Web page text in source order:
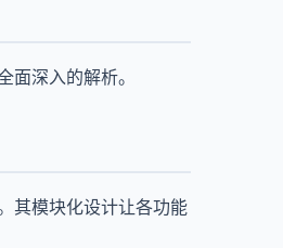
深入的解析。
其模块化设计让各功能